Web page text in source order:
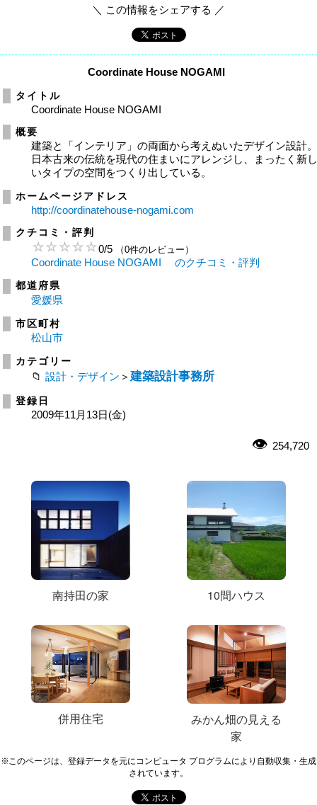
＼ この情報をシェアする ／
Coordinate House NOGAMI
タイトル
Coordinate House NOGAMI
概要
建築と「インテリア」の両面から考えぬいたデザイン設計
日本古来の伝統を現代の住まいにアレンジし、まったく新
いタイプの空間をつくり出している。
ホームページアドレス
http://coordinatehouse-nogami.com
クチコミ・評判
0/5 （0件のレビュー）
Coordinate House NOGAMI のクチコミ・評判
都道府県
愛媛県
市区町村
松山市
カテゴリー
設計・デザイン ＞ 建築設計事務所
登録日
2009年11月13日(金)
254,720
南持田の家 10間ハウス
併用住宅
みかん畑の見える
家
※このページは、登録データを元にコンピュータ プログラムにより自動収集・生成
されています。